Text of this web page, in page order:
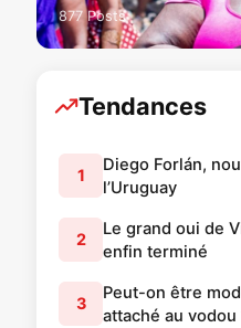
877 Posts
Tendances
1
Diego Forlán,
l’Uruguay
2
Le grand oui de
enfin terminé
3
Peut-on être
attaché au vodou